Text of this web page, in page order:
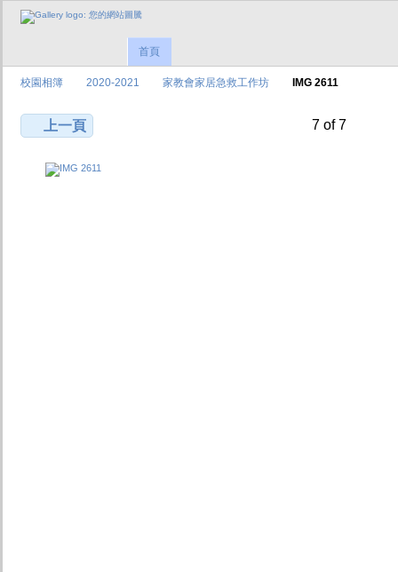
首頁
校園相簿 2020-2021 家教會家居急救工作坊 IMG 2611
上一頁 7 of 7